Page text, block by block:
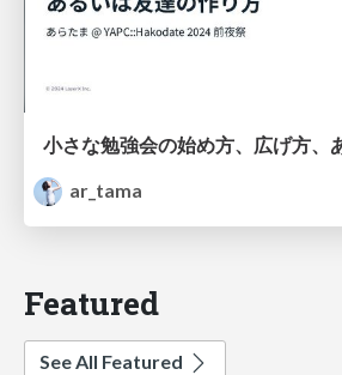
ar_tama
Featured
See All Featured